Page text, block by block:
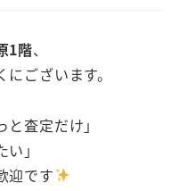
1階、
ございます。
と査定だけ」
」
迎です